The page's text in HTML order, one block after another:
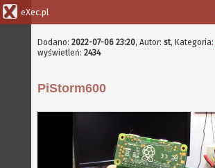
eXec.pl
Dodano: 2022-07-06 23:20, Autor: st, Kategoria:
wyświetleń: 2434
PiStorm600